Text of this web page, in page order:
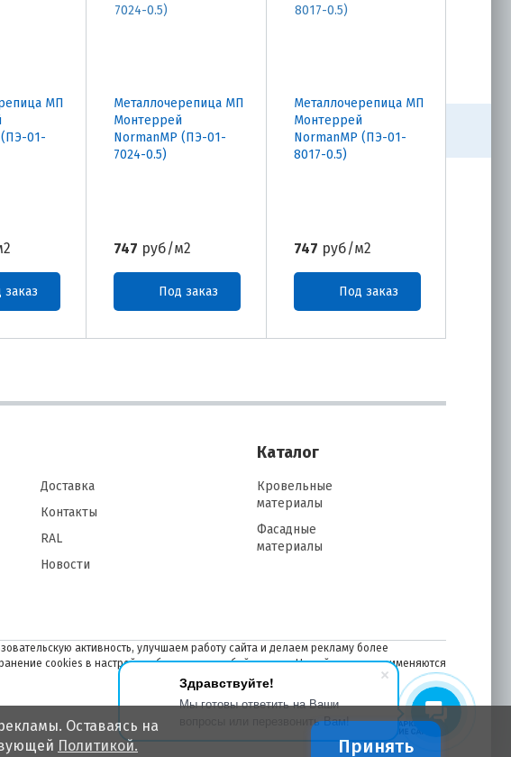
Здравствуйте!
Мы готовы ответить на Ваши
вопросы или перезвонить Вам!
МП
(ПЭ-01-
заказ
Металлочерепица МП
Монтеррей
NormanMP (ПЭ-01-
7024-0.5)
747 руб/м2
Под заказ
Металлочерепица МП
Монтеррей
NormanMP (ПЭ-01-
8017-0.5)
747 руб/м2
Под заказ
7004-
Доставка
Контакты
RAL
Новости
Каталог
Кровельные
материалы
Фасадные
материалы
активность, улучшаем работу сайта и делаем рекламу более
cookies в настройках браузера в любой момент. На сайте также применяются
Оставаясь на
Политикой. Принять